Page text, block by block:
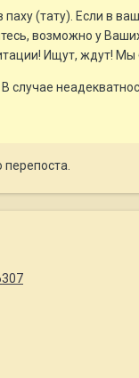
(тату). Если в
возможно у
Ищут, ждут!
перепоста.